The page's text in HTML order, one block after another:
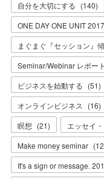
自分を大切にする (140)
ONE DAY ONE UNIT
まぐまぐ『セッション』
Seminar/Webinar レポート
ビジネスを始動する (51)
オンラインビジネス
(16)
瞑想 (21) エッセイ
Make money seminar (12
It's a sign or message.